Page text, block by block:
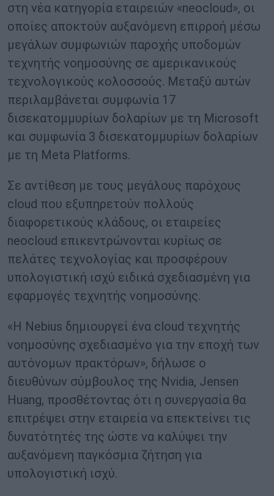
στη νέα κατηγορία εταιρειών «neocloud», οι
οποίες αποκτούν αυξανόμενη επιρροή μέσω
μεγάλων συμφωνιών παροχής υποδομών
τεχνητής νοημοσύνης σε αμερικανικούς
τεχνολογικούς κολοσσούς. Μεταξύ αυτών
περιλαμβάνεται συμφωνία 17
δισεκατομμυρίων δολαρίων με τη Microsoft
και συμφωνία 3 δισεκατομμυρίων δολαρίων
με τη Meta Platforms.
Σε αντίθεση με τους μεγάλους παρόχους
cloud που εξυπηρετούν πολλούς
διαφορετικούς κλάδους, οι εταιρείες
neocloud επικεντρώνονται κυρίως σε
πελάτες τεχνολογίας και προσφέρουν
υπολογιστική ισχύ ειδικά σχεδιασμένη για
εφαρμογές τεχνητής νοημοσύνης.
«Η Nebius δημιουργεί ένα cloud τεχνητής
νοημοσύνης σχεδιασμένο για την εποχή των
αυτόνομων πρακτόρων», δήλωσε ο
διευθύνων σύμβουλος της Nvidia, Jensen
Huang, προσθέτοντας ότι η συνεργασία θα
επιτρέψει στην εταιρεία να επεκτείνει τις
δυνατότητές της ώστε να καλύψει την
αυξανόμενη παγκόσμια ζήτηση για
υπολογιστική ισχύ.